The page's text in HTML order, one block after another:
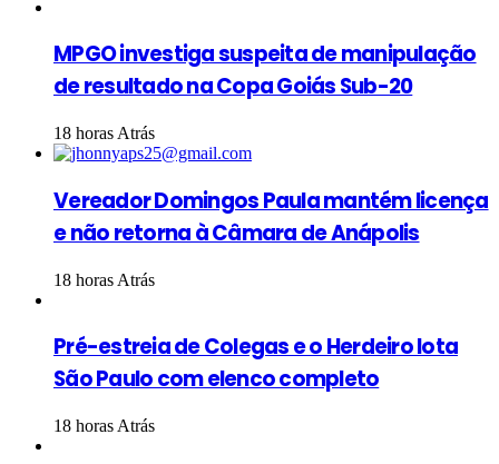
MPGO investiga suspeita de manipulação
de resultado na Copa Goiás Sub-20
18 horas Atrás
Vereador Domingos Paula mantém licença
e não retorna à Câmara de Anápolis
18 horas Atrás
Pré-estreia de Colegas e o Herdeiro lota
São Paulo com elenco completo
18 horas Atrás